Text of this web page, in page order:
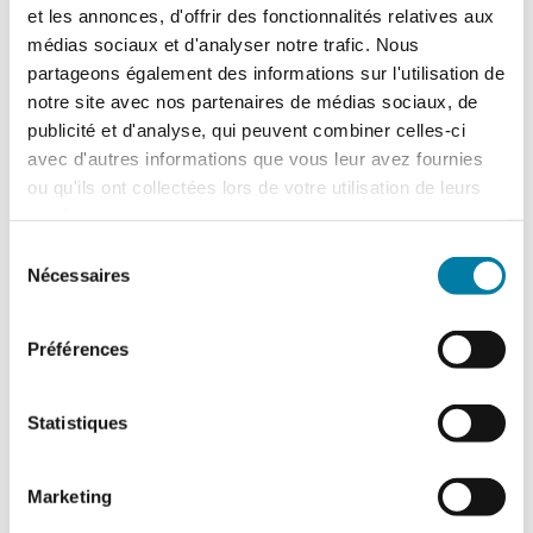
et les annonces, d'offrir des fonctionnalités relatives aux
médias sociaux et d'analyser notre trafic. Nous
partageons également des informations sur l'utilisation de
notre site avec nos partenaires de médias sociaux, de
publicité et d'analyse, qui peuvent combiner celles-ci
avec d'autres informations que vous leur avez fournies
ou qu'ils ont collectées lors de votre utilisation de leurs
Nécessaires
Préférences
Statistiques
Marketing
Retour d’expérience : exercice attentat au
Le centre hospitalier de l’Estran a organisé,